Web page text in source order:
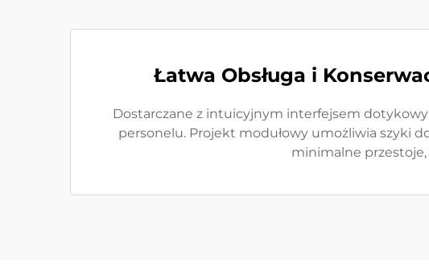
Łatwa Obsługa i
Dostarczane z intuicyjnym interfejsem
personelu. Projekt modułowy umożliwia szyki
minimalne